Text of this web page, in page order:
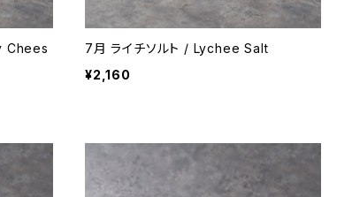
Chees
7月 ライチソルト / Lychee Salt
¥2,160